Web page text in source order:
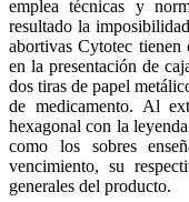
emplea técnicas y
resultado la
abortivas Cytotec
en la presentación de
dos tiras de papel
de medicamento. Al
hexagonal con la
como los sobres
vencimiento, su
generales del producto.